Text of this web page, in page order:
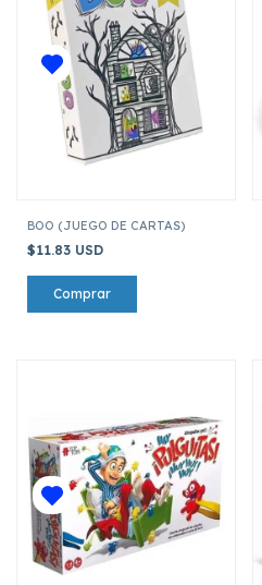
BOO (JUEGO DE CARTAS)
$11.83 USD